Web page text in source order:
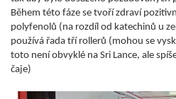
Během této fáze se tvoří zdraví
polyfenolů (na rozdíl od katechinů u
používá řada tří rollerů (mohou se
toto není obvyklé na Sri Lance, ale
čaje)